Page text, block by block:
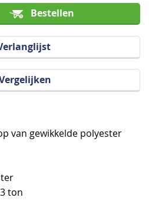
Bestellen
van gewikkelde polyester
ton